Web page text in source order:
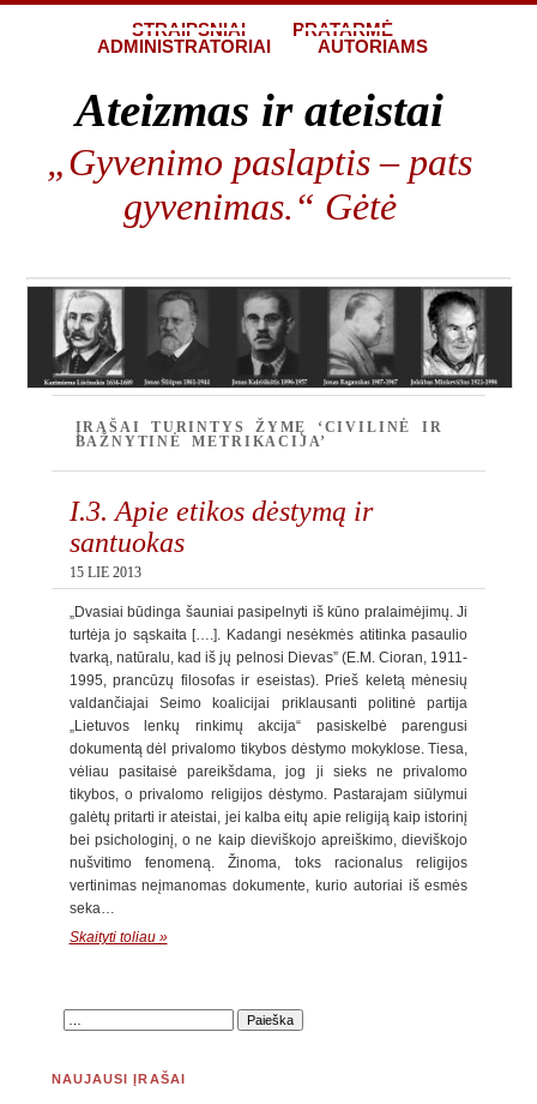
STRAIPSNIAI
PRATARMĖ
ADMINISTRATORIAI
AUTORIAMS
Ateizmas ir ateistai
„Gyvenimo paslaptis – pats
gyvenimas.“ Gėtė
ĮRAŠAI TURINTYS ŽYMĘ ‘CIVILINĖ IR
BAŽNYTINĖ METRIKACIJA’
I.3. Apie etikos dėstymą ir
santuokas
15 LIE 2013
„Dvasiai būdinga šauniai pasipelnyti iš kūno pralaimėjimų. Ji
turtėja jo sąskaita [….]. Kadangi nesėkmės atitinka pasaulio
tvarką, natūralu, kad iš jų pelnosi Dievas” (E.M. Cioran, 1911-
1995, prancūzų filosofas ir eseistas). Prieš keletą mėnesių
valdančiajai Seimo koalicijai priklausanti politinė partija
„Lietuvos lenkų rinkimų akcija“ pasiskelbė parengusi
dokumentą dėl privalomo tikybos dėstymo mokyklose. Tiesa,
vėliau pasitaisė pareikšdama, jog ji sieks ne privalomo
tikybos, o privalomo religijos dėstymo. Pastarajam siūlymui
galėtų pritarti ir ateistai, jei kalba eitų apie religiją kaip istorinį
bei psichologinį, o ne kaip dieviškojo apreiškimo, dieviškojo
nušvitimo fenomeną. Žinoma, toks racionalus religijos
vertinimas neįmanomas dokumente, kurio autoriai iš esmės
seka…
Skaityti toliau »
NAUJAUSI ĮRAŠAI